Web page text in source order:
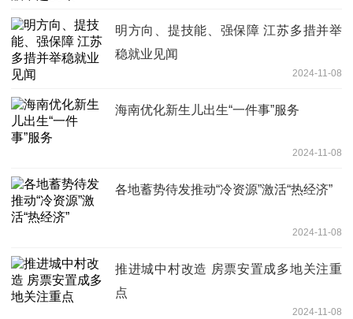
明方向、提技能、强保障 江苏多措并举
稳就业见闻
2024-11-08
海南优化新生儿出生“一件事”服务
2024-11-08
各地蓄势待发推动“冷资源”激活“热经济”
2024-11-08
推进城中村改造 房票安置成多地关注重
点
2024-11-08